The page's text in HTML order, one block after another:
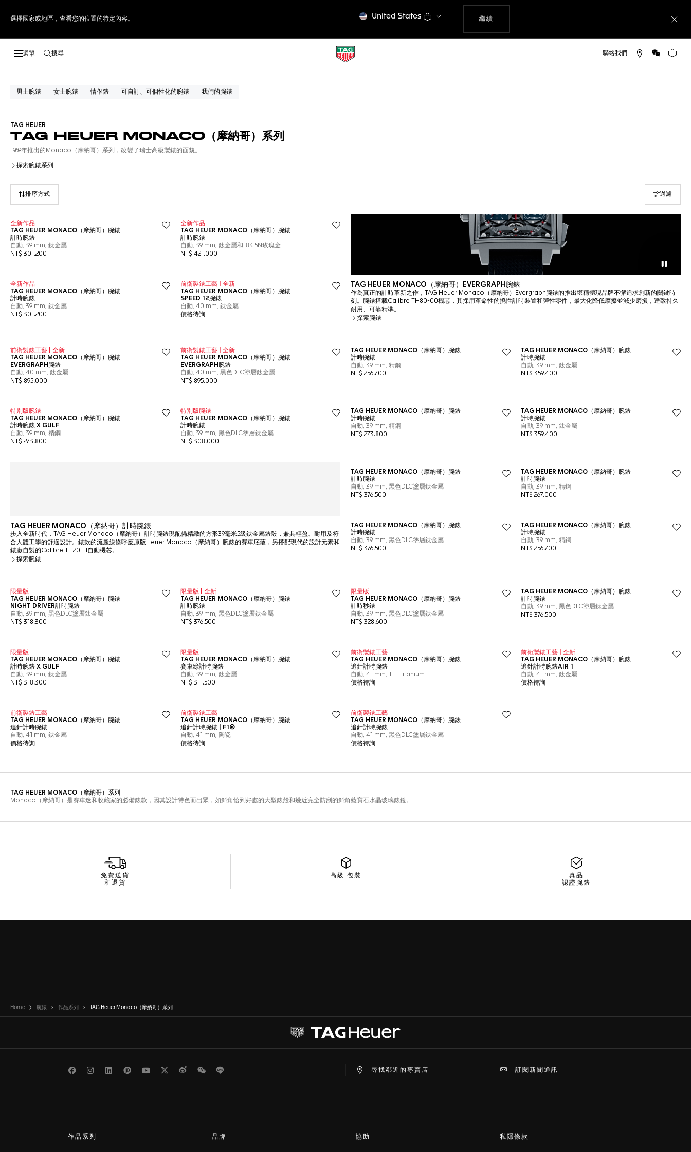
選擇國家或地區，查看您的位置的特定內容。 United States 繼續
開啟搜尋
搜尋
微信 您的
免費送貨
和退貨
高級 包裝
真品
認證腕錶
Home 腕錶 作品系列 TAG Heuer Monaco（摩納哥）系列
FacebookInstagramLinkedInPinterest
Youtube
TwitterWeiboWeChat 尋找鄰近的專賣店 訂閱新聞通訊
作品系列 品牌 協助 私隱條款